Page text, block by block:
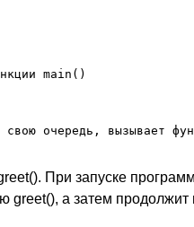
main()
очередь, вызывает
При запуске
greet(), а затем